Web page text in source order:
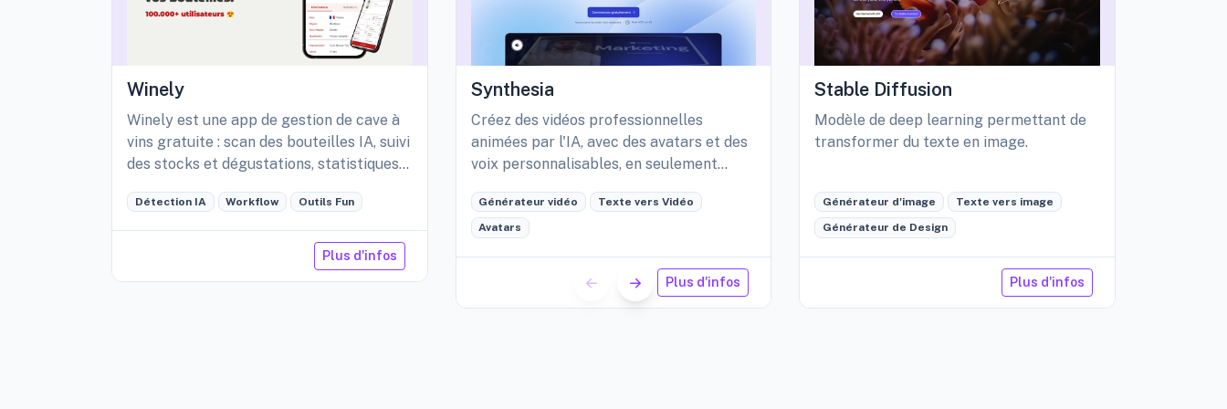
Winely
Winely est une app de gestion de cave à
vins gratuite : scan des bouteilles IA, suivi
des stocks et dégustations, statistiques
Détection IA Workflow Outils Fun
Plus d'infos
Synthesia
Créez des vidéos professionnelles
animées par l'IA, avec des avatars et des
voix personnalisables, en seulement
Générateur vidéo Texte vers Vidéo
Avatars
Plus d'infos
Stable Diffusion
Modèle de deep learning permettant de
transformer du texte en image.
Générateur d'image Texte vers image
Générateur de Design
Plus d'infos